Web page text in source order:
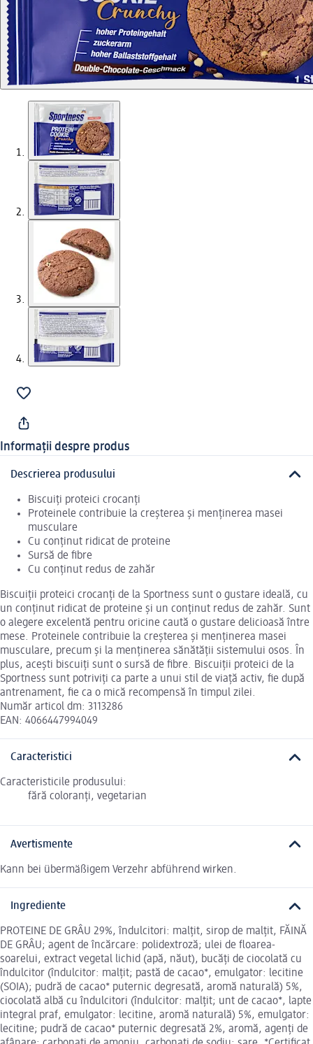
Informații despre produs
Descrierea produsului
Biscuiți proteici crocanți
Proteinele contribuie la creșterea și menținerea masei
musculare
Cu conținut ridicat de proteine
Sursă de fibre
Cu conținut redus de zahăr
Biscuiții proteici crocanți de la Sportness sunt o gustare ideală, cu
un conținut ridicat de proteine și un conținut redus de zahăr. Sunt
o alegere excelentă pentru oricine caută o gustare delicioasă între
mese. Proteinele contribuie la creșterea și menținerea masei
musculare, precum și la menținerea sănătății sistemului osos. În
plus, acești biscuiți sunt o sursă de fibre. Biscuiții proteici de la
Sportness sunt potriviți ca parte a unui stil de viață activ, fie după
antrenament, fie ca o mică recompensă în timpul zilei.
Număr articol dm: 3113286
EAN: 4066447994049
Caracteristici
Caracteristicile produsului:
fără coloranți, vegetarian
Avertismente
Kann bei übermäßigem Verzehr abführend wirken.
Ingrediente
PROTEINE DE GRÂU 29%, îndulcitori: malțit, sirop de malțit, FĂINĂ
DE GRÂU; agent de încărcare: polidextroză; ulei de floarea-
soarelui, extract vegetal lichid (apă, năut), bucăți de ciocolată cu
îndulcitor (îndulcitor: malțit; pastă de cacao*, emulgator: lecitine
(SOIA); pudră de cacao* puternic degresată, aromă naturală) 5%,
ciocolată albă cu îndulcitori (îndulcitor: malțit; unt de cacao*, lapte
integral praf, emulgator: lecitine, aromă naturală) 5%, emulgator:
lecitine; pudră de cacao* puternic degresată 2%, aromă, agenți de